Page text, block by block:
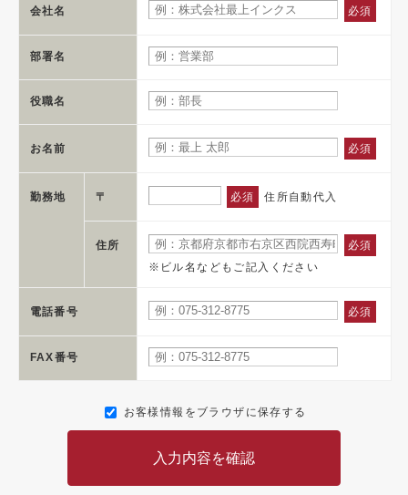
会社名 必須
部署名
役職名
お名前 必須
勤務地 〒 必須 住所自動代入
住所
必須
※ビル名などもご記入ください
電話番号 必須
FAX番号
お客様情報をブラウザに保存する
入力内容を確認